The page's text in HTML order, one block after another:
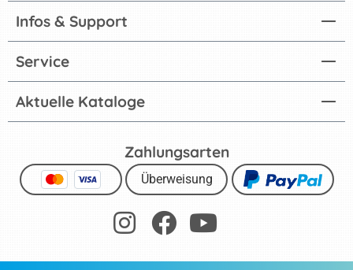
Aktuelle Kataloge
Infos & Support
Service
Zahlungsarten
Überweisung